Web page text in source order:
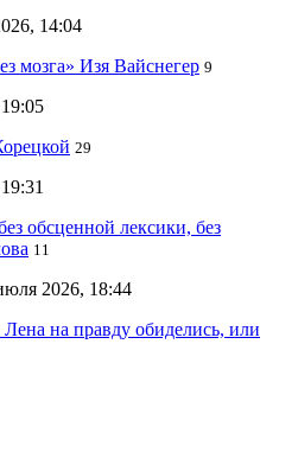
14:04
мозга» Изя Вайснегер 9
29
обсценной лексики, без
11
2026, 18:44
на правду обиделись, или